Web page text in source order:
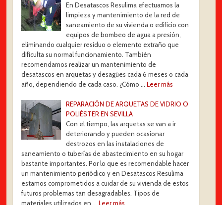
En Desatascos Resulima efectuamos la
limpieza y mantenimiento de la red de
saneamiento de su vivienda o edificio con
equipos de bombeo de agua a presión,
eliminando cualquier residuo o elemento extraño que
dificulta su normal funcionamiento. También
recomendamos realizar un mantenimiento de
desatascos en arquetas y desagües cada 6 meses o cada
año, dependiendo de cada caso. ¿Cómo … Leer más
REPARACIÓN DE ARQUETAS DE VIDRIO O
POLIÉSTER EN SEVILLA
Con el tiempo, las arquetas se van a ir
deteriorando y pueden ocasionar
destrozos en las instalaciones de
saneamiento o tuberías de abastecimiento en su hogar
bastante importantes. Por lo que es recomendable hacer
un mantenimiento periódico y en Desatascos Resulima
estamos comprometidos a cuidar de su vivienda de estos
futuros problemas tan desagradables. Tipos de
materiales utilizados en … Leer más